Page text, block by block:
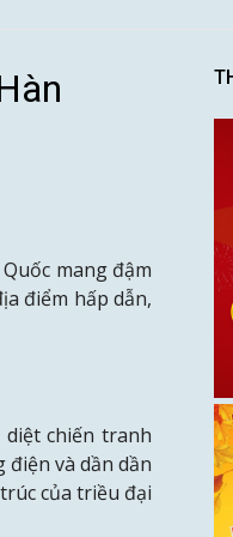
mang đậm
điểm hấp dẫn,
chiến tranh
điện và dần dần
của triều đại